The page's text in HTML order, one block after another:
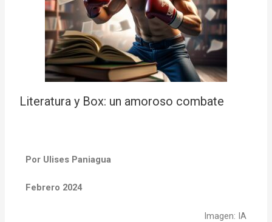
Literatura y Box: un amoroso combate
Por Ulises Paniagua
Febrero 2024
Imagen: IA